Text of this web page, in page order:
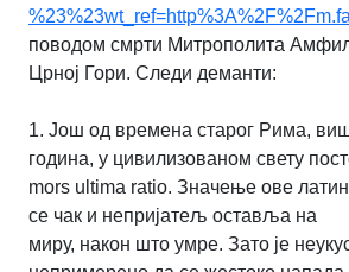
поводом смрти Митрополита
Црној Гори. Следи деманти:
1. Још од времена старог Рима,
година, у цивилизованом свету
mors ultima ratio. Значење ове
се чак и непријатељ оставља на
миру, након што умре. Зато је